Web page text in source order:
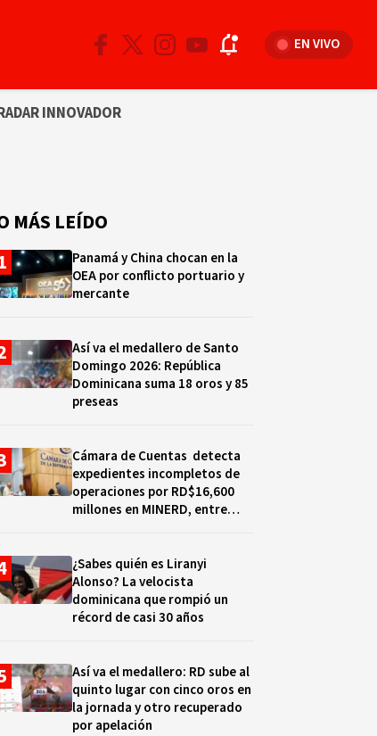
EN VIVO
INNOVADOR
MÁS LEÍDO
Panamá y China chocan en la
OEA por conflicto portuario y
mercante
Así va el medallero de Santo
Domingo 2026: República
Dominicana suma 18 oros y 85
preseas
Cámara de Cuentas detecta
expedientes incompletos de
operaciones por RD$16,600
millones en MINERD, entre
¿Sabes quién es Liranyi
Alonso? La velocista
dominicana que rompió un
récord de casi 30 años
Así va el medallero: RD sube al
quinto lugar con cinco oros en
la jornada y otro recuperado
por apelación